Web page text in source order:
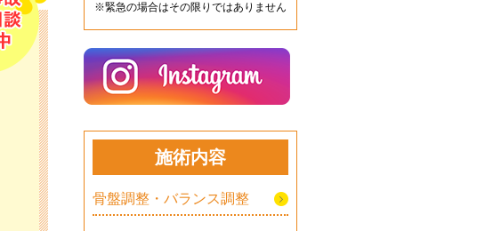
※緊急の場合はその限りではありません
施術内容
骨盤調整・バランス調整